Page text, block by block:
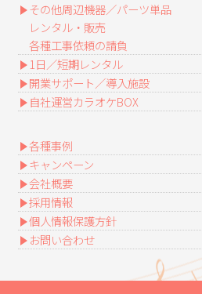
その他周辺機器／パーツ単品
レンタル・販売
各種工事依頼の請負
1日／短期レンタル
開業サポート／導入施設
自社運営カラオケBOX
各種事例
キャンペーン
会社概要
採用情報
個人情報保護方針
お問い合わせ